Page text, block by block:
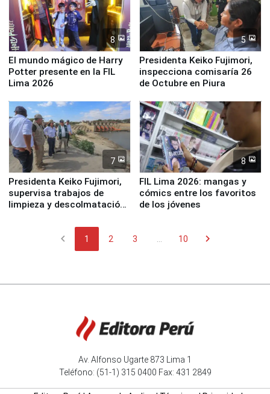
8
El mundo mágico de Harry
Potter presente en la FIL
Lima 2026
5
Presidenta Keiko Fujimori,
inspecciona comisaría 26
de Octubre en Piura
7
Presidenta Keiko Fujimori,
supervisa trabajos de
limpieza y descolmatación
8
FIL Lima 2026: mangas y
cómics entre los favoritos
de los jóvenes
chevron_left 1 2 3 10 chevron_right
Av. Alfonso Ugarte 873 Lima 1
Teléfono: (51-1) 315 0400 Fax: 431 2849